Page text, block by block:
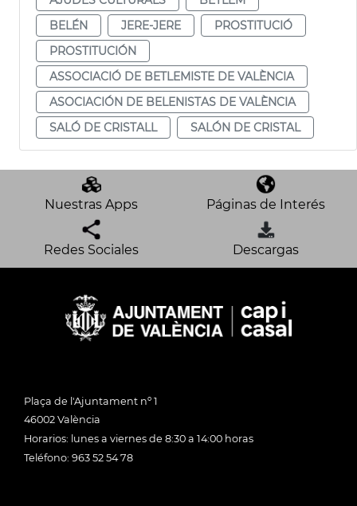
BELÉN
JERE-JERE
PROSTITUCIÓ
PROSTITUCIÓN
ASSOCIACIÓ DE BETLEMISTE DE VALÈNCIA
ASOCIACIÓN DE BELENISTAS DE VALÈNCIA
SALÓ DE CRISTALL
SALÓN DE CRISTAL
Nuestras Apps Páginas de Interés
Redes Sociales Descargas
Plaça de l'Ajuntament nº 1
46002 València
Horarios: lunes a viernes de 8:30 a 14:00 horas
Teléfono: 963 52 54 78